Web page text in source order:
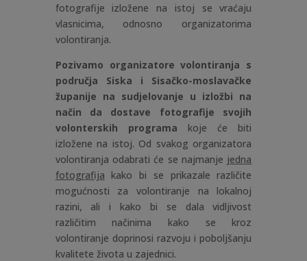
fotografije izložene na istoj se vraćaju
vlasnicima, odnosno organizatorima
volontiranja.
Pozivamo organizatore volontiranja s
područja Siska i Sisačko-moslavačke
županije na sudjelovanje u izložbi na
način da dostave fotografije svojih
volonterskih programa koje će biti
izložene na istoj. Od svakog organizatora
volontiranja odabrati će se najmanje jedna
fotografija kako bi se prikazale različite
mogućnosti za volontiranje na lokalnoj
razini, ali i kako bi se dala vidljivost
različitim načinima kako se kroz
volontiranje doprinosi razvoju i poboljšanju
kvalitete života u zajednici.